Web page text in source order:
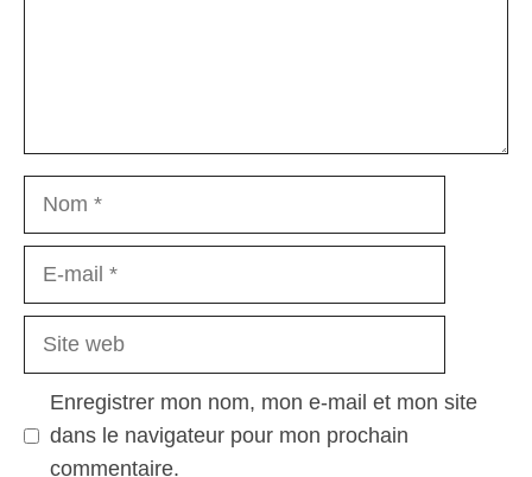
Nom
Site
Enregistrer mon nom, mon e-mail et mon site
dans le navigateur pour mon prochain
commentaire.